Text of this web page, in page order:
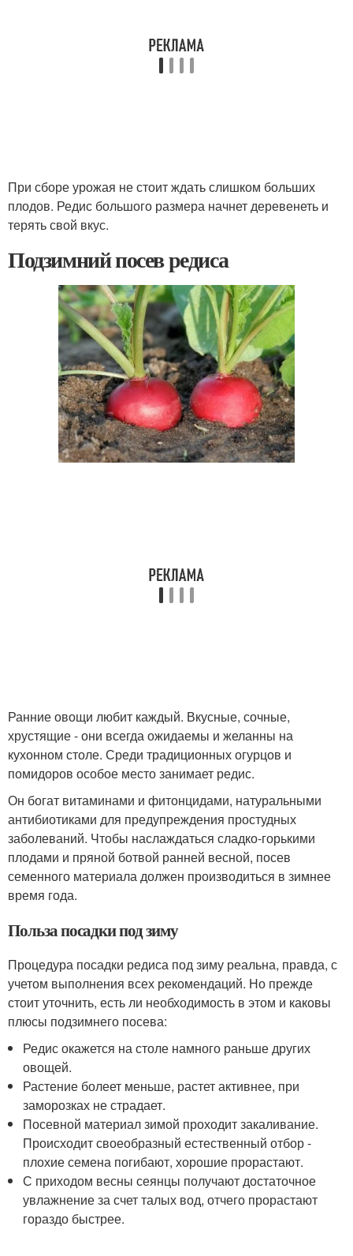
При сборе урожая не стоит ждать слишком больших
плодов. Редис большого размера начнет деревенеть и
терять свой вкус.
Подзимний посев редиса
Ранние овощи любит каждый. Вкусные, сочные,
хрустящие - они всегда ожидаемы и желанны на
кухонном столе. Среди традиционных огурцов и
помидоров особое место занимает редис.
Он богат витаминами и фитонцидами, натуральными
антибиотиками для предупреждения простудных
заболеваний. Чтобы наслаждаться сладко-горькими
плодами и пряной ботвой ранней весной, посев
семенного материала должен производиться в зимнее
время года.
Польза посадки под зиму
Процедура посадки редиса под зиму реальна, правда, с
учетом выполнения всех рекомендаций. Но прежде
стоит уточнить, есть ли необходимость в этом и каковы
плюсы подзимнего посева:
Редис окажется на столе намного раньше других
овощей.
Растение болеет меньше, растет активнее, при
заморозках не страдает.
Посевной материал зимой проходит закаливание.
Происходит своеобразный естественный отбор -
плохие семена погибают, хорошие прорастают.
С приходом весны сеянцы получают достаточное
увлажнение за счет талых вод, отчего прорастают
гораздо быстрее.